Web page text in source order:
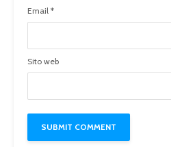
Email *
Sito web